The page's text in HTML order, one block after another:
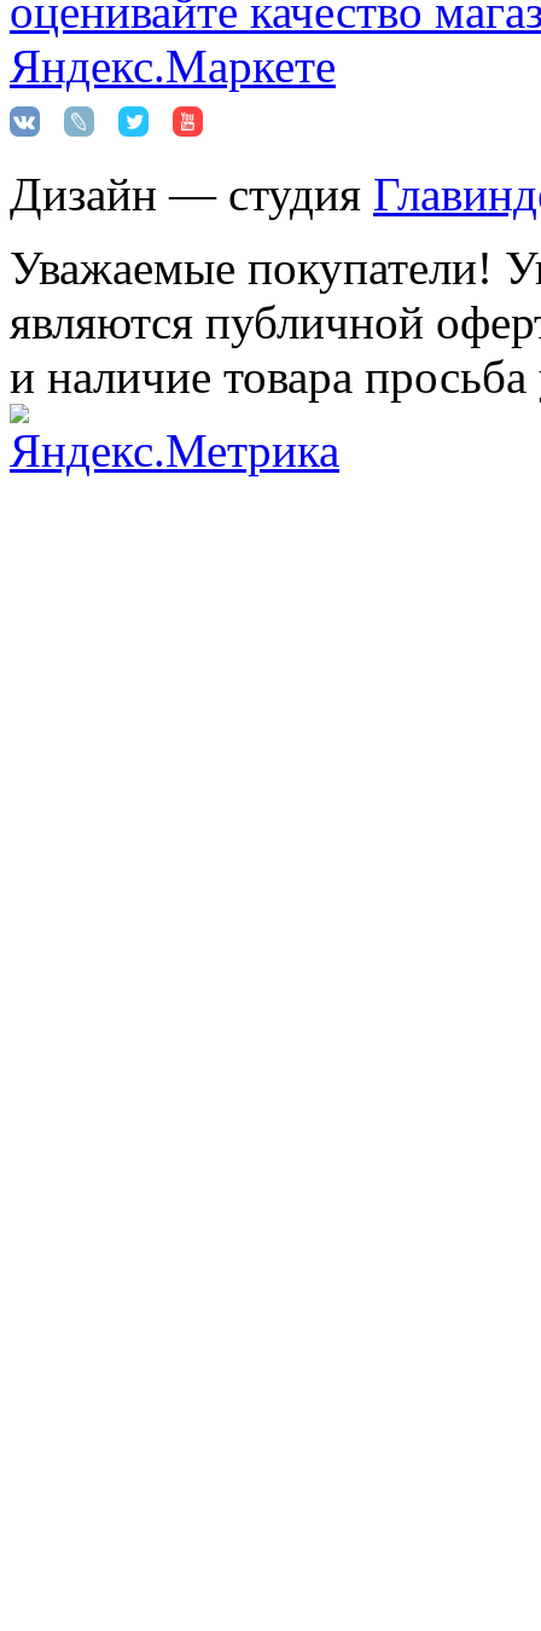
Дизайн — студия
Уважаемые покупатели!
являются публичной
и наличие товара